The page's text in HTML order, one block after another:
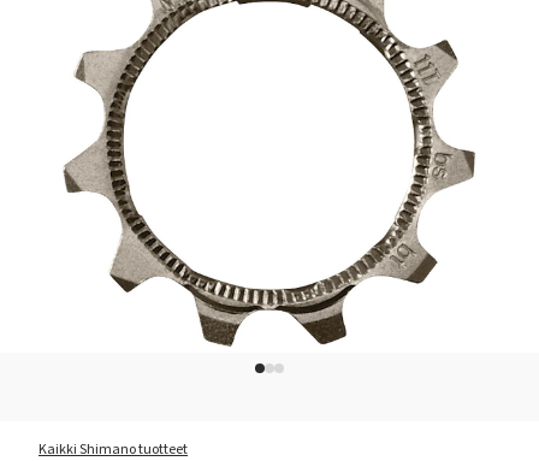
Kaikki Shimano tuotteet